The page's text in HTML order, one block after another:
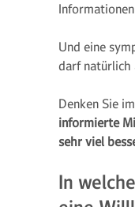
Und eine
darf natürlich
Denken Sie
informierte
sehr viel
In